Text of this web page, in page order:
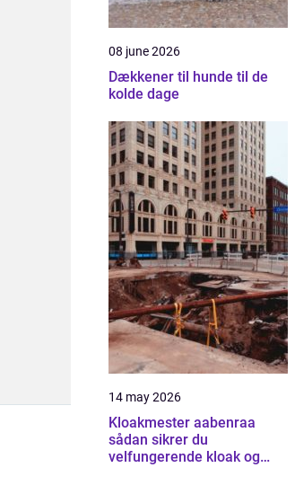
08 june 2026
Dækkener til hunde til de
kolde dage
14 may 2026
Kloakmester aabenraa
sådan sikrer du
velfungerende kloak og